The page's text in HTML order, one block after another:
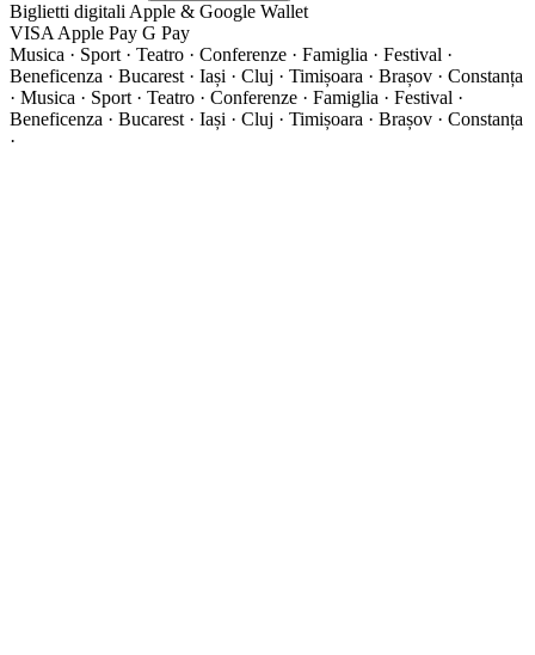
Biglietti digitali Apple & Google Wallet
VISA Apple Pay G Pay
Musica · Sport · Teatro · Conferenze · Famiglia · Festival ·
Beneficenza · Bucarest · Iași · Cluj · Timișoara · Brașov · Constanța
· Musica · Sport · Teatro · Conferenze · Famiglia · Festival ·
Beneficenza · Bucarest · Iași · Cluj · Timișoara · Brașov · Constanța
·